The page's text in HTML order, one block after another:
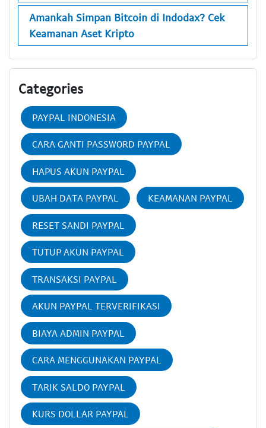
Amankah Simpan Bitcoin di Indodax? Cek
Keamanan Aset Kripto
Categories
PAYPAL INDONESIA
CARA GANTI PASSWORD PAYPAL
HAPUS AKUN PAYPAL
UBAH DATA PAYPAL KEAMANAN PAYPAL
RESET SANDI PAYPAL
TUTUP AKUN PAYPAL
TRANSAKSI PAYPAL
AKUN PAYPAL TERVERIFIKASI
BIAYA ADMIN PAYPAL
CARA MENGGUNAKAN PAYPAL
TARIK SALDO PAYPAL
KURS DOLLAR PAYPAL